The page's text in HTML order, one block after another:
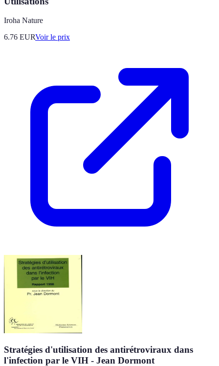
Iroha Nature
6.76 EURVoir le prix
Stratégies d'utilisation des antirétroviraux dans
l'infection par le VIH - Jean Dormont